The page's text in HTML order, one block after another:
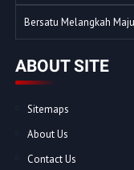
Bersatu Melangkah Maju
ABOUT SITE
Sitemaps
About Us
Contact Us